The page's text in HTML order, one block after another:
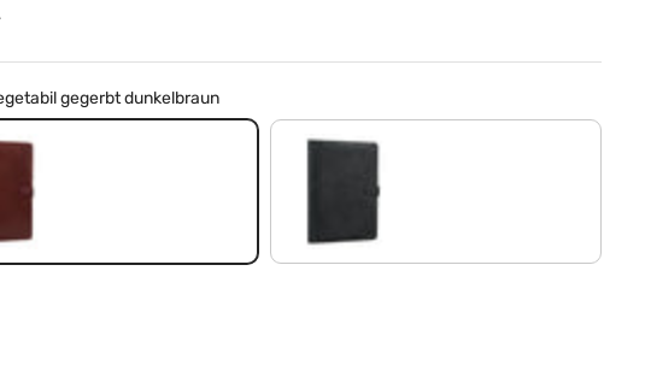
gegerbt dunkelbraun
gegerbt dunkelbraun